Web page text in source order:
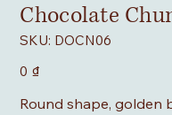
Chocolate
SKU: SKU
DOCN06
DOCN06
Giá
0 ₫
Round shape, golden